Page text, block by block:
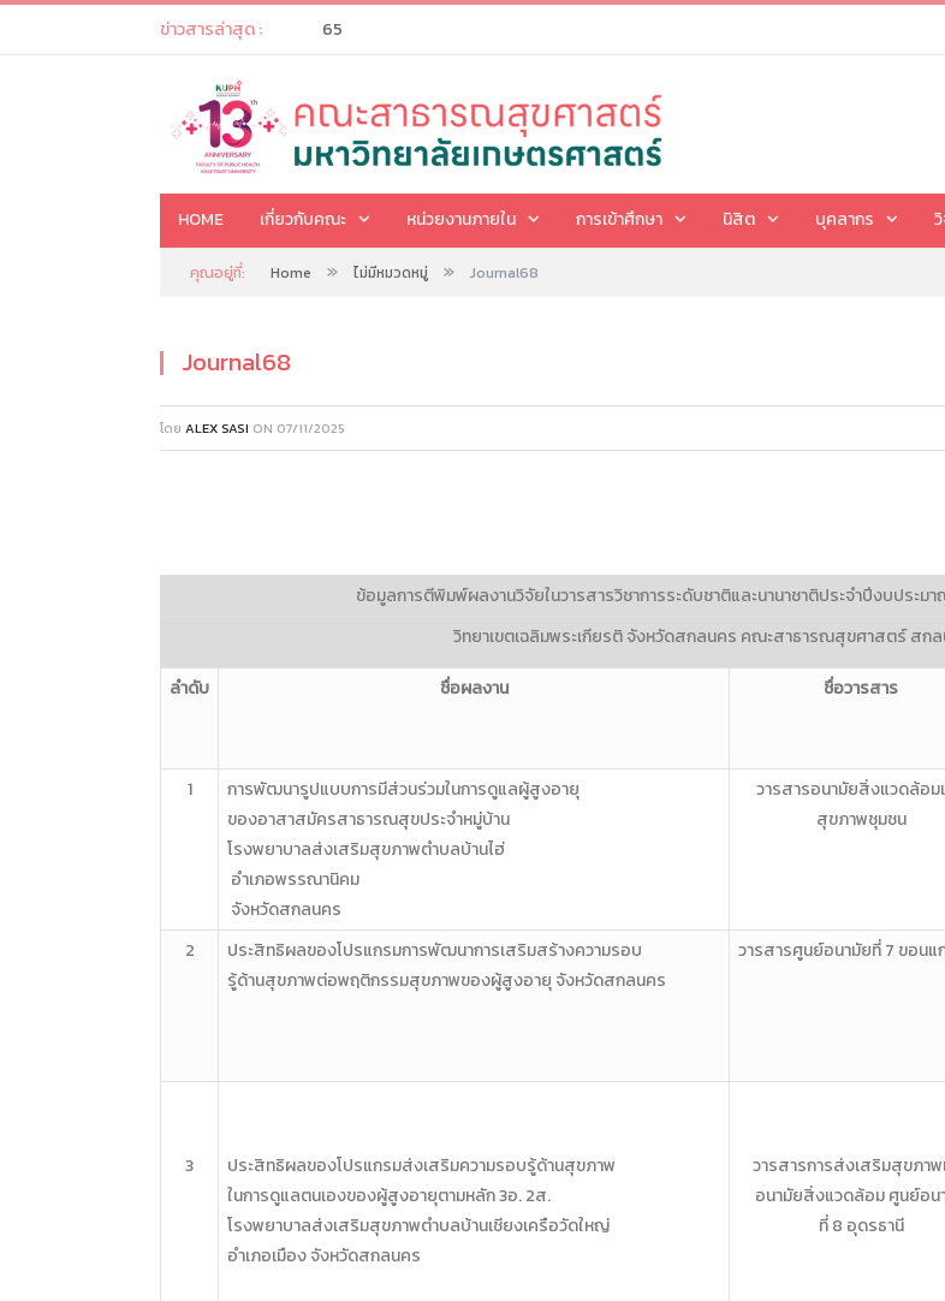
ข่าวสารล่าสุด : 65
HOME เกี่ยวกับคณะ หน่วยงานภายใน การเข้าศึกษา นิสิต บุคลากร
คุณอยู่ที่: Home » ไม่มีหมวดหมู่ » Journal68
Journal68
โดย ALEX SASI ON 07/11/2025
ข้อมูลการตีพิมพ์ผลงานวิจัยในวารสารวิชาการระดับชาติและนานาชาติ‎ประจำปีงบประม
วิทยาเขตเฉลิมพระเกียรติ จ‎ังหวัดสกลนคร คณะสาธารณสุขศาสตร์ สก
ลำดับ ชื่อผลงาน ชื่อวารสาร
1 การพัฒนารูปแบบการมีส่วนร่วมในการดูแลผู้สูงอายุ
ของอาสาสมัครสาธารณสุขประจำหมู่บ้าน
โรงพยาบาลส่งเสริมสุขภาพตำบลบ้านไฮ่
อำเภอพรรณานิคม
จังหวัดสกลนคร
วารสารอนามัยสิ่งแวดล้อม
สุขภาพชุมชน
2 ประสิทธิผลของโปรแกรมการพัฒนาการเสริมสร้างความรอบ
รู้ด้านสุขภาพต่อพฤติกรรมสุขภาพของผู้สูงอายุ จังหวัดสกลนคร
วารสารศูนย์อนามัยที่ 7 ขอนแ
3 ประสิทธิผลของโปรแกรมส่งเสริมความรอบรู้ด้านสุขภาพ
ในการดูแลตนเองของผู้สูงอายุตามหลัก 3อ.2ส.
โรงพยาบาลส่งเสริมสุขภาพตําบลบ้านเชียงเครือวัดใหญ่
อําเภอเมือง จังหวัดสกลนคร
วารสารการส่งเสริมสุขภา
อนามัยสิ่งแวดล้อม ศูนย์อน
ที่ 8 อุดรธานี